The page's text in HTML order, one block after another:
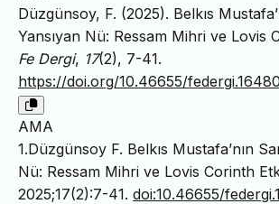
Düzgünsoy, F. (2025). Belkıs
Yansıyan Nü: Ressam Mihri ve Lovis
Fe Dergi, 17(2), 7-41.
https://doi.org/10.46655/
AMA
1.Düzgünsoy F. Belkıs Mustafa’nın
Nü: Ressam Mihri ve Lovis Corinth
2025;17(2):7-41. doi:10.46655/